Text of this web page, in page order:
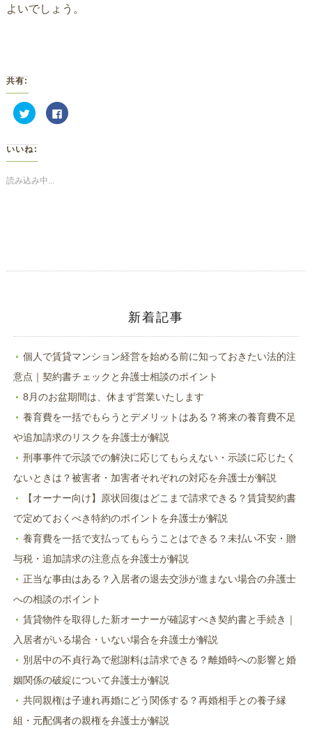
よいでしょう。
共有:
ク
リ
し
て
Twitter
共
有
開
Facebook
で
し
開
ま
す)
いいね:
読み込み中...
新着記事
個人で賃貸マンション経営を始める前に知っておきたい法的注
意点｜契約書チェックと弁護士相談のポイント
8月のお盆期間は、休まず営業いたします
養育費を一括でもらうとデメリットはある？将来の養育費不足
や追加請求のリスクを弁護士が解説
刑事事件で示談での解決に応じてもらえない・示談に応じたく
ないときは？被害者・加害者それぞれの対応を弁護士が解説
【オーナー向け】原状回復はどこまで請求できる？賃貸契約書
で定めておくべき特約のポイントを弁護士が解説
養育費を一括で支払ってもらうことはできる？未払い不安・贈
与税・追加請求の注意点を弁護士が解説
正当な事由はある？入居者の退去交渉が進まない場合の弁護士
への相談のポイント
賃貸物件を取得した新オーナーが確認すべき契約書と手続き｜
入居者がいる場合・いない場合を弁護士が解説
別居中の不貞行為で慰謝料は請求できる？離婚時への影響と婚
姻関係の破綻について弁護士が解説
共同親権は子連れ再婚にどう関係する？再婚相手との養子縁
組・元配偶者の親権を弁護士が解説